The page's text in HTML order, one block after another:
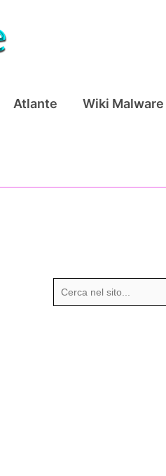
Atlante Wiki Malware